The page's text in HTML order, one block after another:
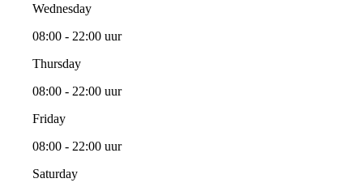
Wednesday
08:00 - 22:00 uur
Thursday
08:00 - 22:00 uur
Friday
08:00 - 22:00 uur
Saturday